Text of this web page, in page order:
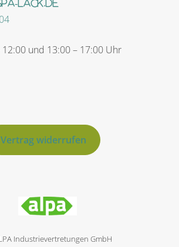
lack.de
12:00 und 13:00 – 17:00 Uhr
Vertrag widerrufen
Industrievertretungen GmbH